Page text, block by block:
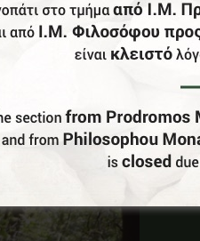
Έχεις Επιχείρηση
Γίνε